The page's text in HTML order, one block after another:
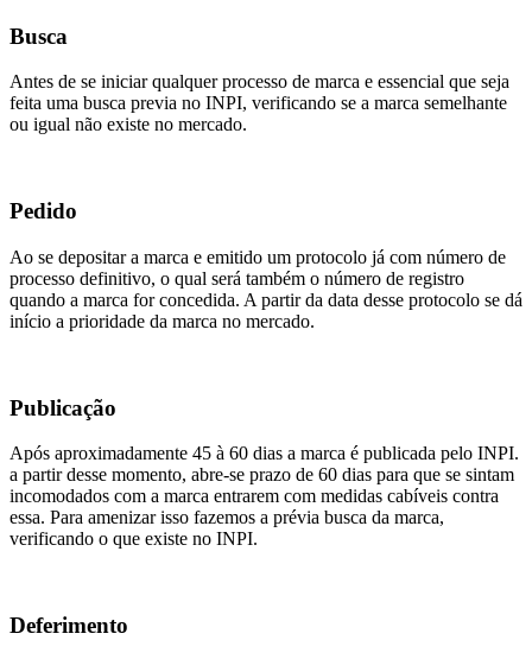
Busca
Antes de se iniciar qualquer processo de marca e essencial que seja
feita uma busca previa no INPI, verificando se a marca semelhante
ou igual não existe no mercado.
Pedido
Ao se depositar a marca e emitido um protocolo já com número de
processo definitivo, o qual será também o número de registro
quando a marca for concedida. A partir da data desse protocolo se dá
início a prioridade da marca no mercado.
Publicação
Após aproximadamente 45 à 60 dias a marca é publicada pelo INPI.
a partir desse momento, abre-se prazo de 60 dias para que se sintam
incomodados com a marca entrarem com medidas cabíveis contra
essa. Para amenizar isso fazemos a prévia busca da marca,
verificando o que existe no INPI.
Deferimento